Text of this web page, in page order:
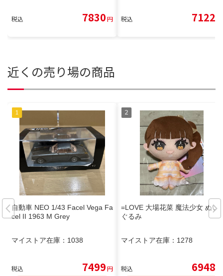
税込 7830円 税込 7122
近くの売り場の商品
自動車 NEO 1/43 Facel Vega Fa
cel II 1963 M Grey
マイストア在庫： 1038
税込 7499円
=LOVE 大場花菜 魔法少女 ぬい
ぐるみ
マイストア在庫： 1278
税込 6948